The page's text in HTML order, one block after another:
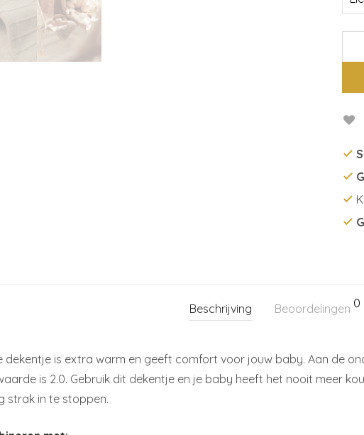
Beschrijving Beoordelingen 0
dekentje is extra warm en geeft comfort voor jouw baby. Aan de
is 2.0. Gebruik dit dekentje en je baby heeft het nooit meer
strak in te stoppen.